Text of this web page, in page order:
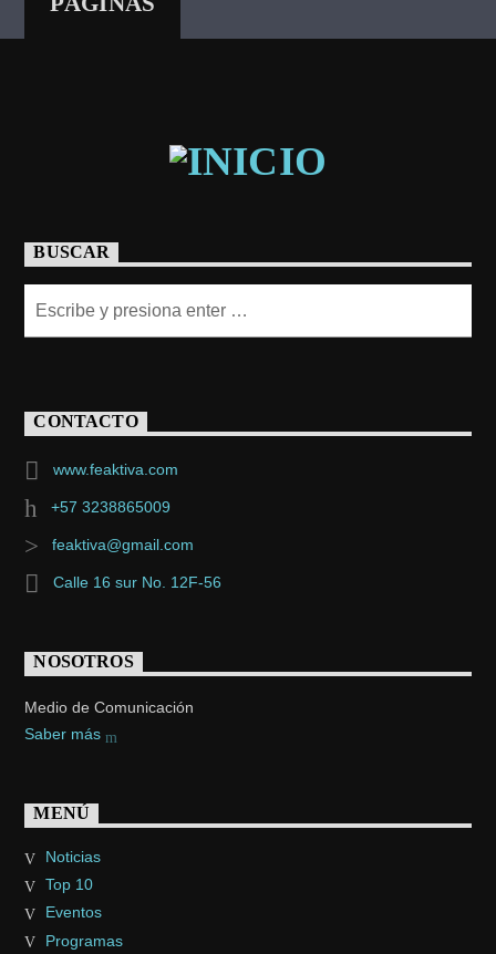
BUSCAR
CONTACTO
www.feaktiva.com
+57 3238865009
feaktiva@gmail.com
Calle 16 sur No. 12F-56
NOSOTROS
Medio de Comunicación
Saber más
MENÚ
Noticias
Top 10
Eventos
Programas